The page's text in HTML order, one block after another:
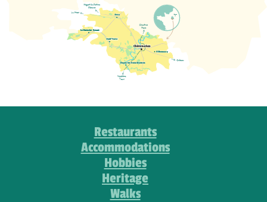
Restaurants
Accommodations
Hobbies
Heritage
Walks